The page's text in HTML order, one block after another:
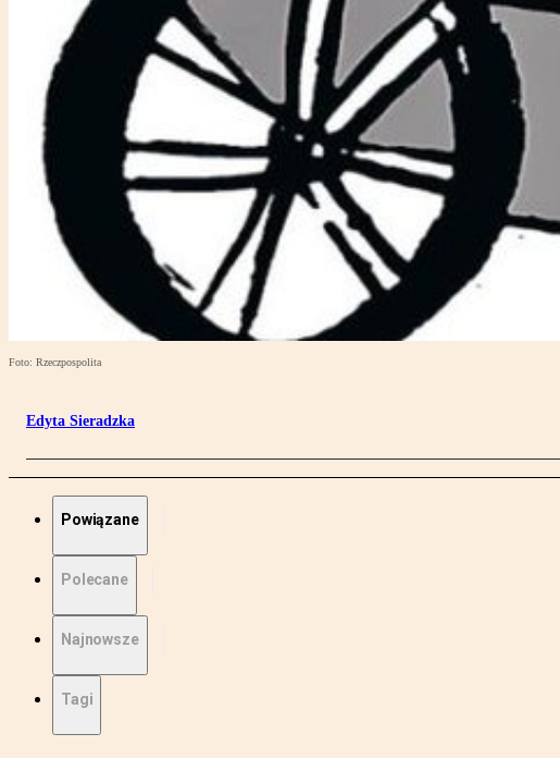
Foto: Rzeczpospolita
Edyta Sieradzka
Powiązane
Polecane
Najnowsze
Tagi